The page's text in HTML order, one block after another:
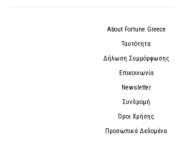
About Fortune Greece
Ταυτότητα
Δήλωση Συμμόρφωσης
Επικοινωνία
Newsletter
Συνδρομή
Όροι Χρήσης
Προσωπικά Δεδομένα